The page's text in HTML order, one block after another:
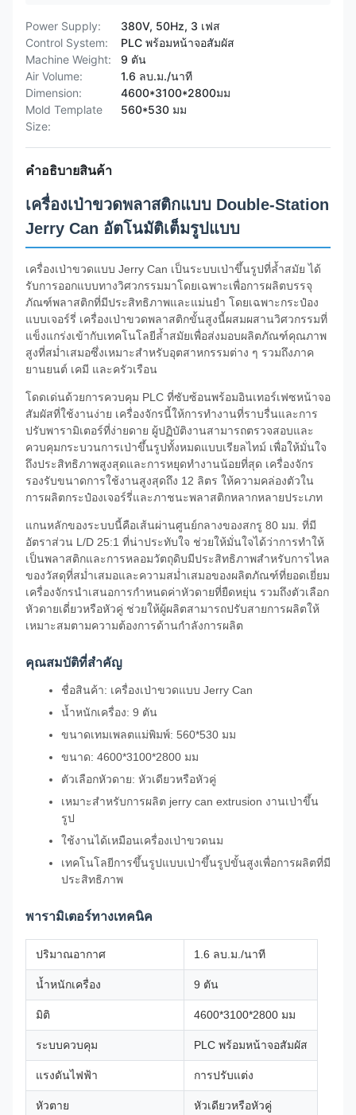
Power Supply:
380V, 50Hz, 3 เฟส
Control System:
PLC พร้อมหน้าจอสัมผัส
Machine Weight:
9 ตัน
Air Volume:
1.6 ลบ.ม./นาที
Dimension:
4600*3100*2800มม
Mold Template
Size:
560*530 มม
คำอธิบายสินค้า
เครื่องเป่าขวดพลาสติกแบบ Double-Station
Jerry Can อัตโนมัติเต็มรูปแบบ
เครื่องเป่าขวดแบบ Jerry Can เป็นระบบเป่าขึ้นรูปที่ล้ำสมัย ได้
รับการออกแบบทางวิศวกรรมมาโดยเฉพาะเพื่อการผลิตบรรจุ
ภัณฑ์พลาสติกที่มีประสิทธิภาพและแม่นยำ โดยเฉพาะกระป๋อง
แบบเจอร์รี่ เครื่องเป่าขวดพลาสติกขั้นสูงนี้ผสมผสานวิศวกรรมที่
แข็งแกร่งเข้ากับเทคโนโลยีล้ำสมัยเพื่อส่งมอบผลิตภัณฑ์คุณภาพ
สูงที่สม่ำเสมอซึ่งเหมาะสำหรับอุตสาหกรรมต่าง ๆ รวมถึงภาค
ยานยนต์ เคมี และครัวเรือน
โดดเด่นด้วยการควบคุม PLC ที่ซับซ้อนพร้อมอินเทอร์เฟซหน้าจอ
สัมผัสที่ใช้งานง่าย เครื่องจักรนี้ให้การทำงานที่ราบรื่นและการ
ปรับพารามิเตอร์ที่ง่ายดาย ผู้ปฏิบัติงานสามารถตรวจสอบและ
ควบคุมกระบวนการเป่าขึ้นรูปทั้งหมดแบบเรียลไทม์ เพื่อให้มั่นใจ
ถึงประสิทธิภาพสูงสุดและการหยุดทำงานน้อยที่สุด เครื่องจักร
รองรับขนาดการใช้งานสูงสุดถึง 12 ลิตร ให้ความคล่องตัวใน
การผลิตกระป๋องเจอร์รี่และภาชนะพลาสติกหลากหลายประเภท
แกนหลักของระบบนี้คือเส้นผ่านศูนย์กลางของสกรู 80 มม. ที่มี
อัตราส่วน L/D 25:1 ที่น่าประทับใจ ช่วยให้มั่นใจได้ว่าการทำให้
เป็นพลาสติกและการหลอมวัตถุดิบมีประสิทธิภาพสำหรับการไหล
ของวัสดุที่สม่ำเสมอและความสม่ำเสมอของผลิตภัณฑ์ที่ยอดเยี่ยม
เครื่องจักรนำเสนอการกำหนดค่าหัวดายที่ยืดหยุ่น รวมถึงตัวเลือก
หัวดายเดี่ยวหรือหัวคู่ ช่วยให้ผู้ผลิตสามารถปรับสายการผลิตให้
เหมาะสมตามความต้องการด้านกำลังการผลิต
คุณสมบัติที่สำคัญ
ชื่อสินค้า: เครื่องเป่าขวดแบบ Jerry Can
น้ำหนักเครื่อง: 9 ตัน
ขนาดเทมเพลตแม่พิมพ์: 560*530 มม
ขนาด: 4600*3100*2800 มม
ตัวเลือกหัวดาย: หัวเดียวหรือหัวคู่
เหมาะสำหรับการผลิต jerry can extrusion งานเป่าขึ้น
รูป
ใช้งานได้เหมือนเครื่องเป่าขวดนม
เทคโนโลยีการขึ้นรูปแบบเป่าขึ้นรูปขั้นสูงเพื่อการผลิตที่มี
ประสิทธิภาพ
พารามิเตอร์ทางเทคนิค
ปริมาณอากาศ 1.6 ลบ.ม./นาที
น้ำหนักเครื่อง 9 ตัน
มิติ 4600*3100*2800 มม
ระบบควบคุม PLC พร้อมหน้าจอสัมผัส
แรงดันไฟฟ้า การปรับแต่ง
หัวตาย หัวเดียวหรือหัวคู่